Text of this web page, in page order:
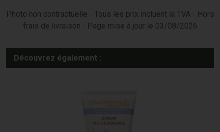
Photo non contractuelle - Tous les prix incluent la TVA - Hors
frais de livraison - Page mise à jour le 03/08/2026
Découvrez également :